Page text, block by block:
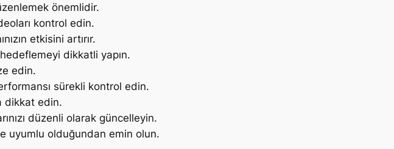
önemlidir.
kontrol edin.
etkisini artırır.
dikkatli yapın.
edin.
sürekli kontrol edin.
dikkat edin.
düzenli olarak güncelleyin.
uyumlu olduğundan emin olun.